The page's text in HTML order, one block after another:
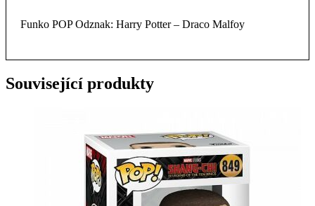
Funko POP Odznak: Harry Potter – Draco Malfoy
Související produkty